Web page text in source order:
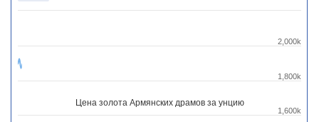
Цена золота Армянских драмов за унцию
1,600k
1,800k
2,000k